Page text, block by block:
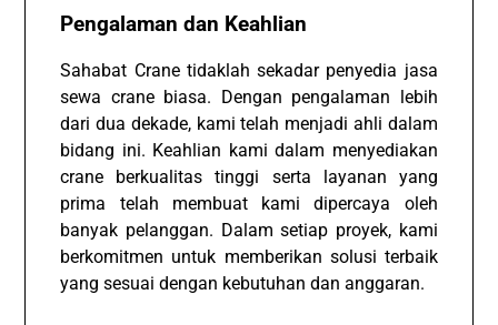
Pengalaman dan Keahlian
Sahabat Crane tidaklah sekadar penyedia jasa
sewa crane biasa. Dengan pengalaman lebih
dari dua dekade, kami telah menjadi ahli dalam
bidang ini. Keahlian kami dalam menyediakan
crane berkualitas tinggi serta layanan yang
prima telah membuat kami dipercaya oleh
banyak pelanggan. Dalam setiap proyek, kami
berkomitmen untuk memberikan solusi terbaik
yang sesuai dengan kebutuhan dan anggaran.